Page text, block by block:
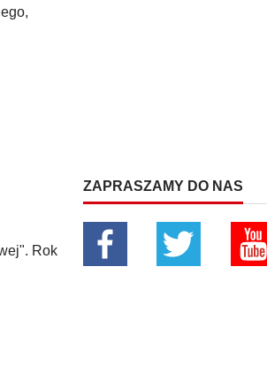
Rok
ZAPRASZAMY DO NAS